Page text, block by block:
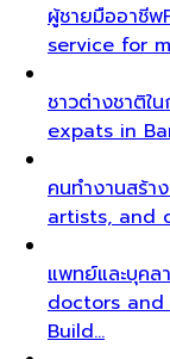
ผู้ชายมืออาชีพ
service for
ชาวต่างชาติใ
expats in
คนทำงานสร้า
artists, and
แพทย์และบุคล
doctors and
Build…